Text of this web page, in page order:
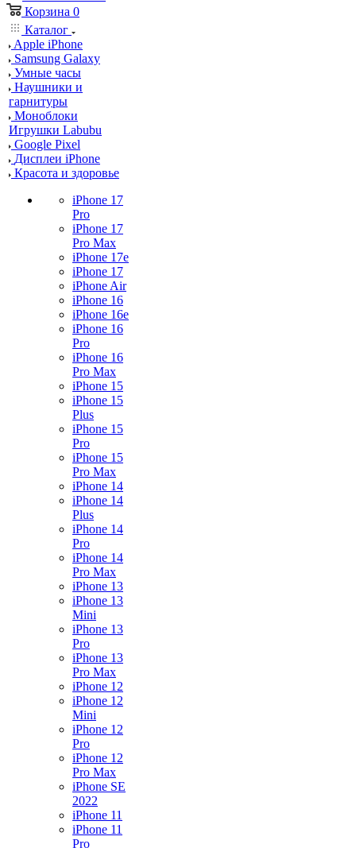
Корзина 0
Каталог
Apple iPhone
Samsung Galaxy
Умные часы
Наушники и
гарнитуры
Моноблоки
Игрушки Labubu
Google Pixel
Дисплеи iPhone
Красота и здоровье
iPhone 17
Pro
iPhone 17
Pro Max
iPhone 17e
iPhone 17
iPhone Air
iPhone 16
iPhone 16e
iPhone 16
Pro
iPhone 16
Pro Max
iPhone 15
iPhone 15
Plus
iPhone 15
Pro
iPhone 15
Pro Max
iPhone 14
iPhone 14
Plus
iPhone 14
Pro
iPhone 14
Pro Max
iPhone 13
iPhone 13
Mini
iPhone 13
Pro
iPhone 13
Pro Max
iPhone 12
iPhone 12
Mini
iPhone 12
Pro
iPhone 12
Pro Max
iPhone SE
2022
iPhone 11
iPhone 11
Pro